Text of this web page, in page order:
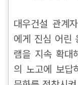
대우건설 관계
에게 진심 어린
램을 지속 확대
의 노고에 보답